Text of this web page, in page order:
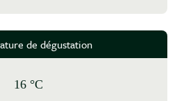
de dégustation
16 °C